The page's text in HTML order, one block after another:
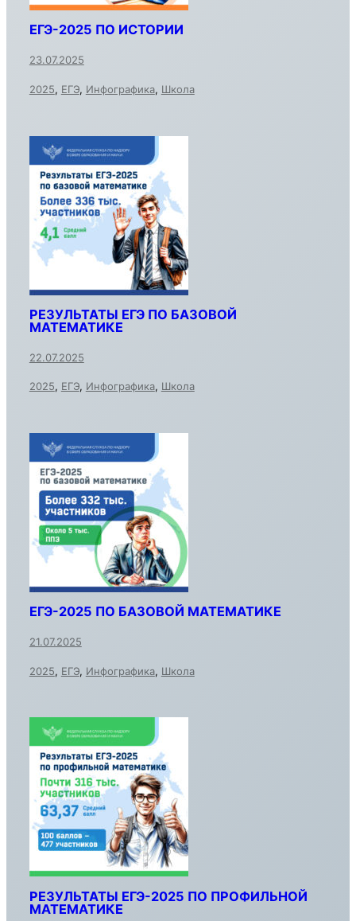
ЕГЭ-2025 ПО ИСТОРИИ
23.07.2025
2025, ЕГЭ, Инфографика, Школа
РЕЗУЛЬТАТЫ ЕГЭ ПО БАЗОВОЙ
МАТЕМАТИКЕ
22.07.2025
2025, ЕГЭ, Инфографика, Школа
ЕГЭ-2025 ПО БАЗОВОЙ МАТЕМАТИКЕ
21.07.2025
2025, ЕГЭ, Инфографика, Школа
РЕЗУЛЬТАТЫ ЕГЭ-2025 ПО ПРОФИЛЬНОЙ
МАТЕМАТИКЕ